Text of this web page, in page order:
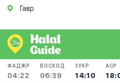
Гавр
ФАДЖР
04:22
ВОСХОД
06:39
ЗУХР
14:10
АСР